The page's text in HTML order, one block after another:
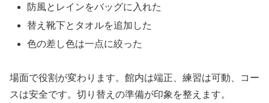
防風とレインをバッグに入れた
替え靴下とタオルを追加した
色の差し色は一点に絞った
場面で役割が変わります。館内は端正、練習は可動、コー
スは安全です。切り替えの準備が印象を整えます。